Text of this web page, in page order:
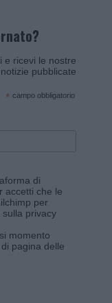
e ricevi le nostre
pubblicate
* campo obbligatorio
di
accetti che le
per
privacy
momento
pagina delle